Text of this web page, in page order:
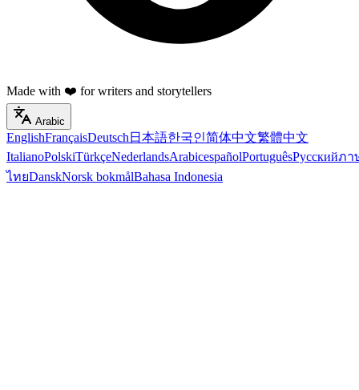
Made with ❤️ for writers and storytellers
Arabic
EnglishFrançaisDeutsch 日本語한국인简体中文繁體中文
ItalianoPolskiTürkçeNederlandsArabicespañolPortuguêsРусскийภา
ไทยDanskNorsk bokmålBahasa Indonesia